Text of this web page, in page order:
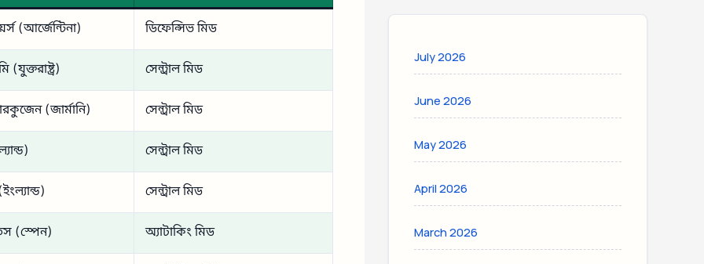
(আর্জেন্টিনা) ডিফেন্সিভ মিড
(যুক্তরাষ্ট্র) সেন্ট্রাল মিড
(জার্মানি) সেন্ট্রাল মিড
সেন্ট্রাল মিড
সেন্ট্রাল মিড
(স্পেন) অ্যাটাকিং মিড
July 2026
June 2026
May 2026
April 2026
March 2026